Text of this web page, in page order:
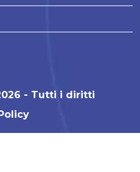
- Tutti i diritti